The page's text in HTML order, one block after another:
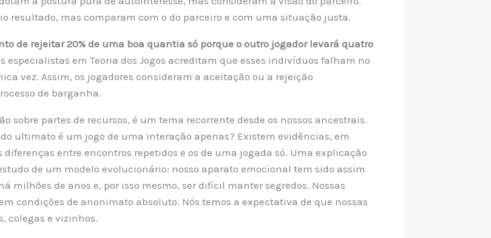
resultado, mas comparam com o do parceiro e com uma situação justa.
de rejeitar 20% de uma boa quantia só porque o outro jogador levará quatro
especialistas em Teoria dos Jogos acreditam que esses indivíduos falham no
vez. Assim, os jogadores consideram a aceitação ou a rejeição
de barganha.
sobre partes de recursos, é um tema recorrente desde os nossos ancestrais.
ultimato é um jogo de uma interação apenas? Existem evidências, em
diferenças entre encontros repetidos e os de uma jogada só. Uma explicação
de um modelo evolucionário: nosso aparato emocional tem sido assim
milhões de anos e, por isso mesmo, ser difícil manter segredos. Nossas
condições de anonimato absoluto. Nós temos a expectativa de que nossas
colegas e vizinhos.